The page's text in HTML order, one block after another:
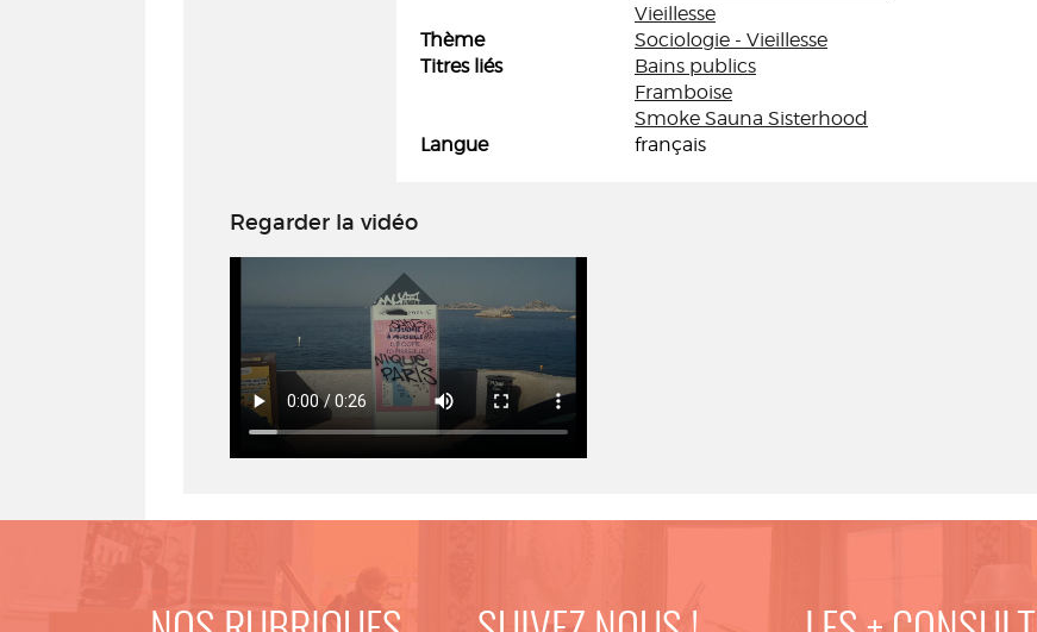
Vieillesse
Thème
Sociologie - Vieillesse
Titres liés
Bains publics
Framboise
Smoke Sauna Sisterhood
Langue
français
Regarder la vidéo